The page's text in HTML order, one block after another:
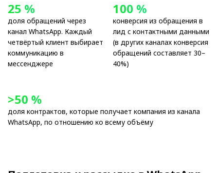
25 %
доля обращений через
канал WhatsApp. Каждый
четвёртый клиент выбирает
коммуникацию в
мессенджере
100 %
конверсия из обращения в
лид с контактными данными
(в других каналах конверсия
обращений составляет 30–
40%)
>50 %
доля контрактов, которые получает компания из канала
WhatsApp, по отношению ко всему объёму